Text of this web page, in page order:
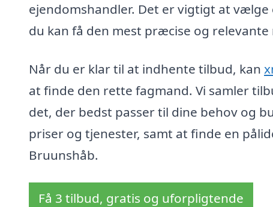
ejendomshandler. Det er vigtigt at
du kan få den mest præcise og
Når du er klar til at indhente tilbud, kan
at finde den rette fagmand. Vi samler
det, der bedst passer til dine behov og
priser og tjenester, samt at finde en
Bruunshåb.
Få 3 tilbud, gratis og uforpligtende